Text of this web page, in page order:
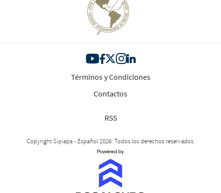
Términos y Condiciones
Contactos
RSS
Copyright Sipiapa - Español 2026. Todos los derechos reservados.